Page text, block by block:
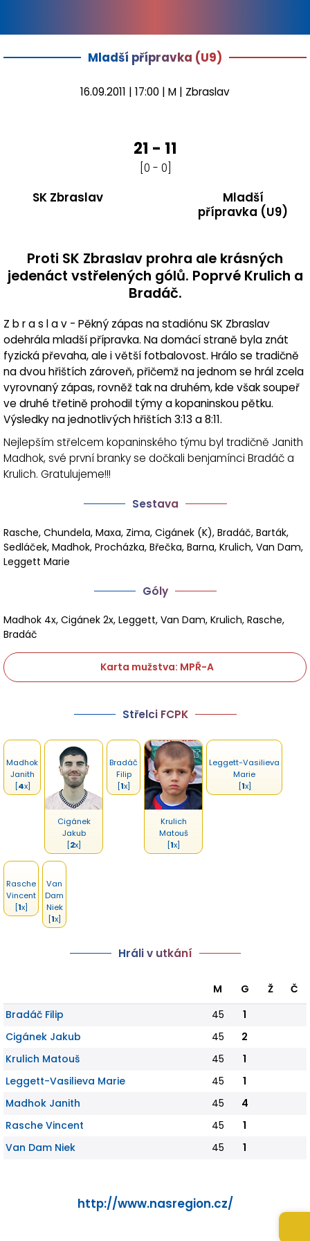
Mladší přípravka (U9)
16.09.2011 | 17:00 | M | Zbraslav
21 - 11
[0 - 0]
SK Zbraslav
Mladší
přípravka (U9)
Proti SK Zbraslav prohra ale krásných
jedenáct vstřelených gólů. Poprvé Krulich a
Bradáč.
Z b r a s l a v - Pěkný zápas na stadiónu SK Zbraslav
odehrála mladší přípravka. Na domácí straně byla znát
fyzická převaha, ale i větší fotbalovost. Hrálo se tradičně
na dvou hřištích zároveň, přičemž na jednom se hrál zcela
vyrovnaný zápas, rovněž tak na druhém, kde však soupeř
ve druhé třetině prohodil týmy a kopaninskou pětku.
Výsledky na jednotlivých hřištích 3:13 a 8:11.
Nejlepším střelcem kopaninského týmu byl tradičně Janith
Madhok, své první branky se dočkali benjamínci Bradáč a
Krulich. Gratulujeme!!!
Sestava
Rasche, Chundela, Maxa, Zima, Cigánek (K), Bradáč, Barták,
Sedláček, Madhok, Procházka, Břečka, Barna, Krulich, Van Dam,
Leggett Marie
Góly
Madhok 4x, Cigánek 2x, Leggett, Van Dam, Krulich, Rasche,
Bradáč
Karta mužstva: MPŘ-A
Střelci FCPK
Madhok
Janith
[4x]
Cigánek
Jakub
[2x]
Bradáč
Filip
[1x]
Krulich
Matouš
[1x]
Leggett-Vasilieva
Marie
[1x]
Rasche
Vincent
[1x]
Van
Dam
Niek
[1x]
Hráli v utkání
M G Ž
Č
Bradáč Filip
45
1
Cigánek Jakub
45
2
Krulich Matouš
45
1
Leggett-Vasilieva Marie
45
1
Madhok Janith
45
4
Rasche Vincent
45
1
Van Dam Niek
45 1
http://www.nasregion.cz/